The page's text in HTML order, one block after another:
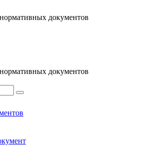
документов
документов